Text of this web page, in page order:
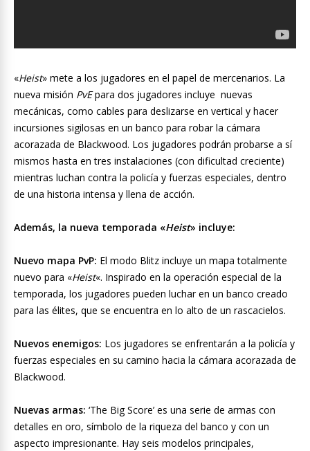
«Heist» mete a los jugadores en el papel de mercenarios. La
nueva misión PvEpara dos jugadores incluye nuevas
mecánicas, como cables para deslizarse en vertical y hacer
incursiones sigilosas en un banco para robar la cámara
acorazada de Blackwood. Los jugadores podrán probarse a sí
mismos hasta en tres instalaciones (con dificultad creciente)
mientras luchan contra la policía y fuerzas especiales, dentro
de una historia intensa y llena de acción.
Además, la nueva temporada «Heist» incluye:
Nuevo mapa PvP: El modo Blitz incluye un mapa totalmente
nuevo para «Heist«. Inspirado en la operación especial de la
temporada, los jugadores pueden luchar en un banco creado
para las élites, que se encuentra en lo alto de un rascacielos.
Nuevos enemigos: Los jugadores se enfrentarán a la policía y
fuerzas especiales en su camino hacia la cámara acorazada de
Blackwood.
Nuevas armas: ‘The Big Score’ es una serie de armas con
detalles en oro, símbolo de la riqueza del banco y con un
aspecto impresionante. Hay seis modelos principales,